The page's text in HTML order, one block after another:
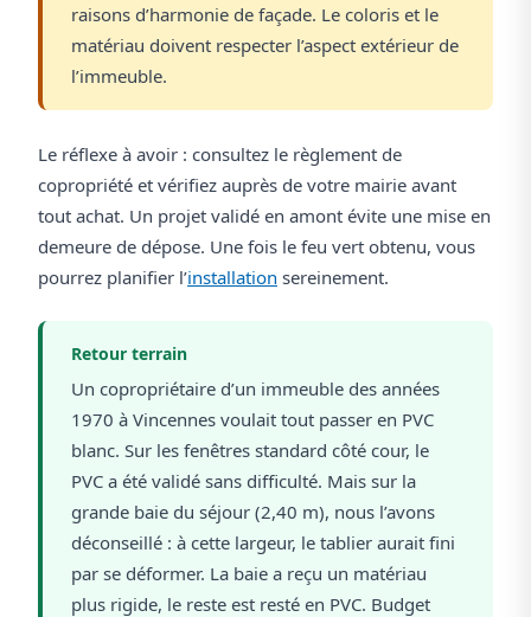
raisons d’harmonie de façade. Le coloris et le
matériau doivent respecter l’aspect extérieur de
l’immeuble.
Le réflexe à avoir : consultez le règlement de
copropriété et vérifiez auprès de votre mairie avant
tout achat. Un projet validé en amont évite une mise en
demeure de dépose. Une fois le feu vert obtenu, vous
pourrez planifier l’installation sereinement.
Retour terrain
Un copropriétaire d’un immeuble des années
1970 à Vincennes voulait tout passer en PVC
blanc. Sur les fenêtres standard côté cour, le
PVC a été validé sans difficulté. Mais sur la
grande baie du séjour (2,40 m), nous l’avons
déconseillé : à cette largeur, le tablier aurait fini
par se déformer. La baie a reçu un matériau
plus rigide, le reste est resté en PVC. Budget